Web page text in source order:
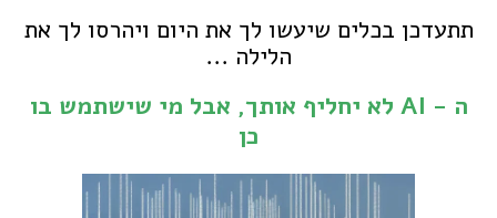
תתעדכן בכלים שיעשו לך את היום ויהרסו לך את
הלילה ...
ה - AI לא יחליף אותך, אבל מי שישתמש בו
כן